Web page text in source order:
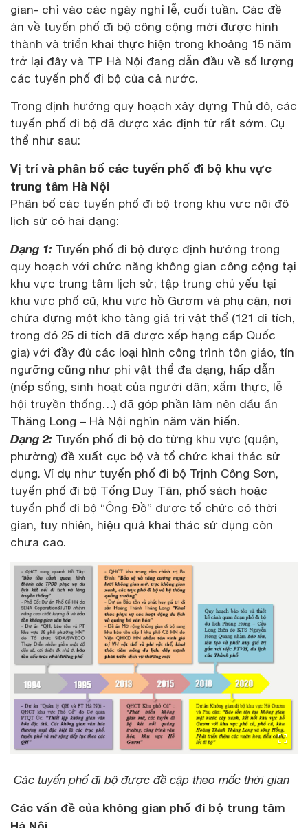
gian- chỉ vào các ngày nghỉ lễ, cuối tuần. Các đề
án về tuyến phố đi bộ công cộng mới được hình
thành và triển khai thực hiện trong khoảng 15 năm
trở lại đây và TP Hà Nội đang dẫn đầu về số lượng
các tuyến phố đi bộ của cả nước.
Trong định hướng quy hoạch xây dựng Thủ đô, các
tuyến phố đi bộ đã được xác định từ rất sớm. Cụ
thể như sau:
Vị trí và phân bố các tuyến phố đi bộ khu vực
trung tâm Hà Nội
Phân bố các tuyến phố đi bộ trong khu vực nội đô
lịch sử có hai dạng:
Dạng 1: Tuyến phố đi bộ được định hướng trong
quy hoạch với chức năng không gian công cộng tại
khu vực trung tâm lịch sử; tập trung chủ yếu tại
khu vực phố cũ, khu vực hồ Gươm và phụ cận, nơi
chứa đựng một kho tàng giá trị vật thể (121 di tích,
trong đó 25 di tích đã được xếp hạng cấp Quốc
gia) với đầy đủ các loại hình công trình tôn giáo, tín
ngưỡng cũng như phi vật thể đa dạng, hấp dẫn
(nếp sống, sinh hoạt của người dân; xẩm thực, lễ
hội truyền thống…) đã góp phần làm nên dấu ấn
Thăng Long – Hà Nội nghìn năm văn hiến.
Dạng 2: Tuyến phố đi bộ do từng khu vực (quận,
phường) đề xuất cục bộ và tổ chức khai thác sử
dụng. Ví dụ như tuyến phố đi bộ Trịnh Công Sơn,
tuyến phố đi bộ Tống Duy Tân, phố sách hoặc
tuyến phố đi bộ “Ông Đồ” được tổ chức có thời
gian, tuy nhiên, hiệu quả khai thác sử dụng còn
chưa cao.
Các tuyến phố đi bộ được đề cập theo mốc thời gian
Các vấn đề của không gian phố đi bộ trung tâm